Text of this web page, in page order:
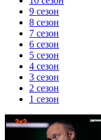
9 сезон
8 сезон
7 сезон
6 сезон
5 сезон
4 сезон
3 сезон
2 сезон
1 сезон